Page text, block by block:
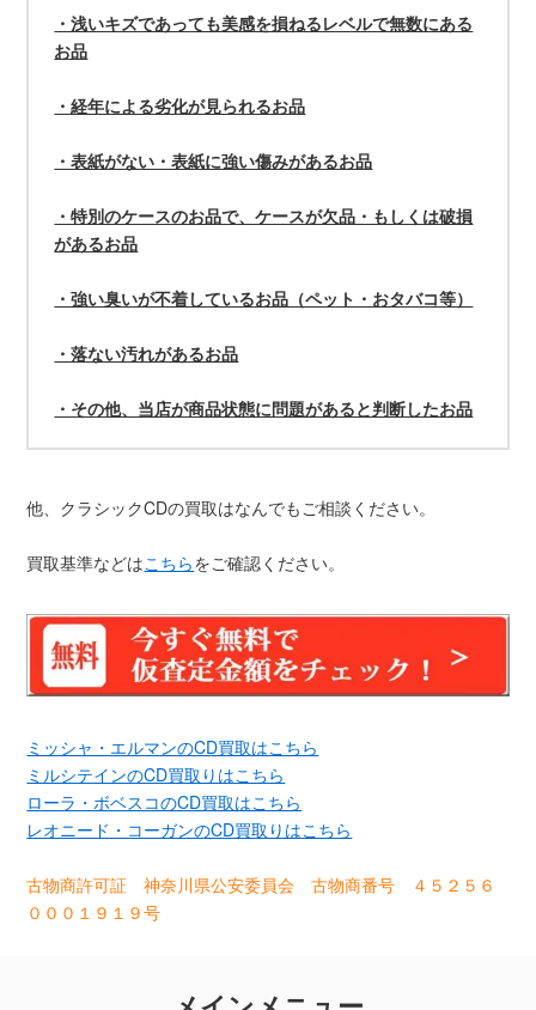
・浅いキズであっても美感を損ねるレベルで無数にある
お品
・経年による劣化が見られるお品
・表紙がない・表紙に強い傷みがあるお品
・特別のケースのお品で、ケースが欠品・もしくは破損
があるお品
・強い臭いが不着しているお品（ペット・おタバコ等）
・落ない汚れがあるお品
・その他、当店が商品状態に問題があると判断したお品
他、クラシックCDの買取はなんでもご相談ください。
買取基準などはこちらをご確認ください。
ミッシャ・エルマンのCD買取はこちら
ミルシテインのCD買取りはこちら
ローラ・ボベスコのCD買取はこちら
レオニード・コーガンのCD買取りはこちら
古物商許可証 神奈川県公安委員会 古物商番号 ４５２５６
０００１９１９号